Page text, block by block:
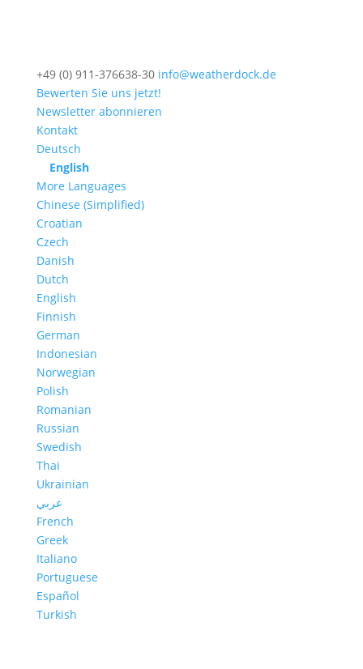
+49 (0) 911-376638-30 info@weatherdock.de
Bewerten Sie uns jetzt!
Newsletter abonnieren
Kontakt
Deutsch
English
More Languages
Chinese (Simplified)
Croatian
Czech
Danish
Dutch
English
Finnish
German
Indonesian
Norwegian
Polish
Romanian
Russian
Swedish
Thai
Ukrainian
عربي
French
Greek
Italiano
Portuguese
Español
Turkish